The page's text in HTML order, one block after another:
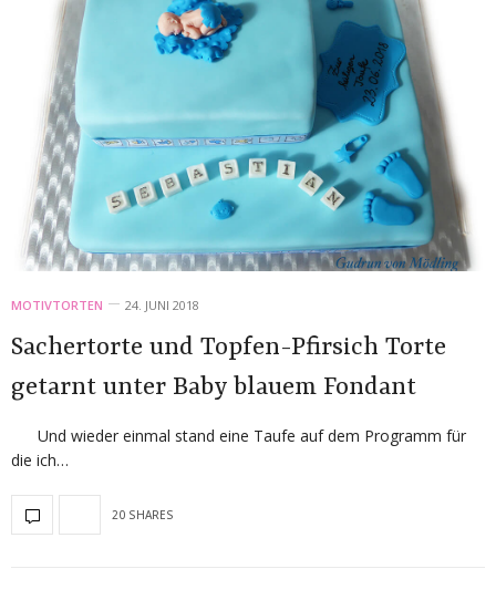
MOTIVTORTEN 24. JUNI 2018
Sachertorte und Topfen-Pfirsich Torte
getarnt unter Baby blauem Fondant
Und wieder einmal stand eine Taufe auf dem Programm für
die ich…
20 SHARES